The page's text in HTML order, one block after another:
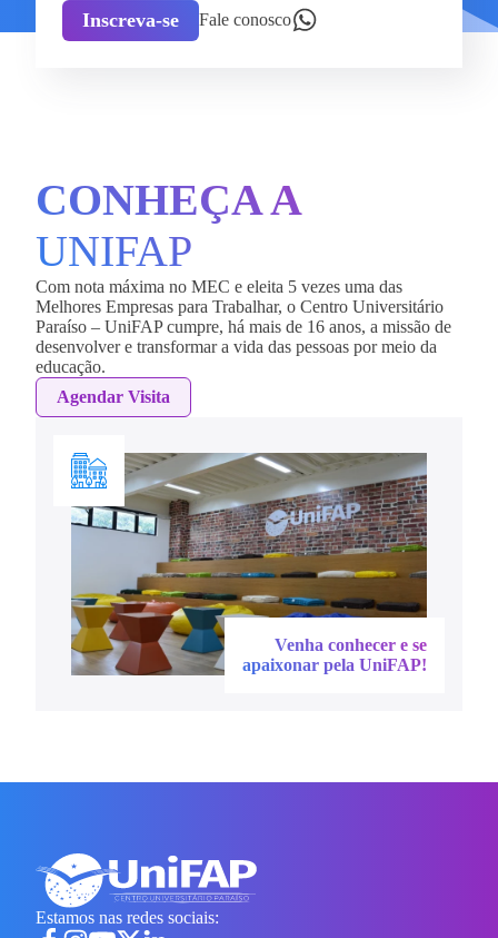
Inscreva-se Fale conosco
Venha conhecer e se
apaixonar pela UniFAP!
CONHEÇA A
UNIFAP
Com nota máxima no MEC e eleita 5 vezes uma das
Melhores Empresas para Trabalhar, o Centro Universitário
Paraíso – UniFAP cumpre, há mais de 16 anos, a missão de
desenvolver e transformar a vida das pessoas por meio da
educação.
Agendar Visita
Estamos nas redes sociais: